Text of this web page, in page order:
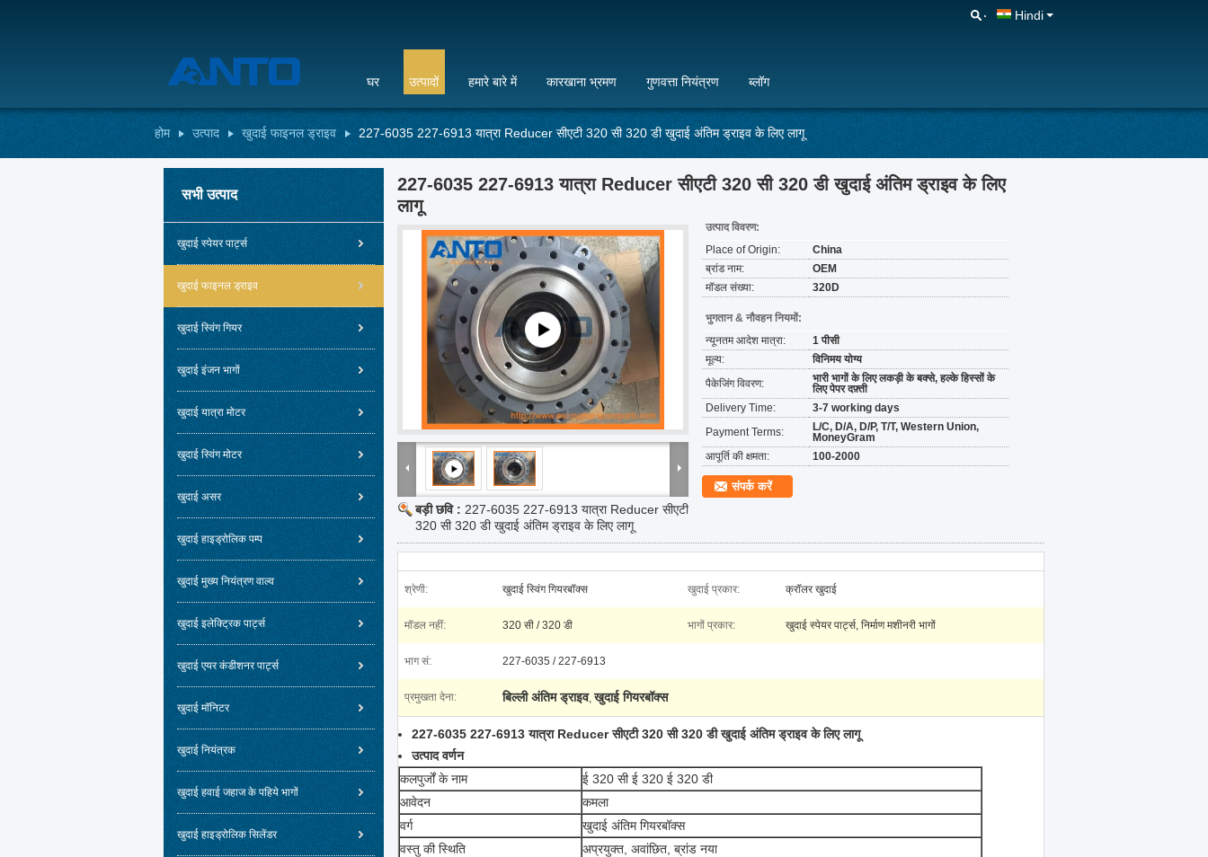
Hindi
घर उत्पादों हमारे बारे में कारखाना भ्रमण गुणवत्ता नियंत्रण ब्लॉग
होम उत्पाद खुदाई फाइनल ड्राइव 227-6035 227-6913 यात्रा Reducer सीएटी 320 सी 320 डी खुदाई अंतिम ड्राइव के लिए लागू
सभी उत्पाद
खुदाई स्पेयर पार्ट्स
खुदाई फाइनल ड्राइव
खुदाई स्विंग गियर
खुदाई इंजन भागों
खुदाई यात्रा मोटर
खुदाई स्विंग मोटर
खुदाई असर
खुदाई हाइड्रोलिक पम्प
खुदाई मुख्य नियंत्रण वाल्व
खुदाई इलेक्ट्रिक पार्ट्स
खुदाई एयर कंडीशनर पार्ट्स
खुदाई मॉनिटर
खुदाई नियंत्रक
खुदाई हवाई जहाज के पहिये भागों
खुदाई हाइड्रोलिक सिलेंडर
227-6035 227-6913 यात्रा Reducer सीएटी 320 सी 320 डी खुदाई अंतिम ड्राइव के लिए
लागू
बड़ी छवि : 227-6035 227-6913 यात्रा Reducer सीएटी
320 सी 320 डी खुदाई अंतिम ड्राइव के लिए लागू
उत्पाद विवरण:
Place of Origin:
China
ब्रांड नाम:
OEM
मॉडल संख्या:
320D
भुगतान & नौवहन नियमों:
न्यूनतम आदेश मात्रा:
1 पीसी
मूल्य:
विनिमय योग्य
पैकेजिंग विवरण:
भारी भागों के लिए लकड़ी के बक्से, हल्के हिस्सों के
लिए पेपर दफ़्ती
Delivery Time:
3-7 working days
Payment Terms:
L/C, D/A, D/P, T/T, Western Union,
MoneyGram
आपूर्ति की क्षमता:
100-2000
संपर्क करें
श्रेणी: खुदाई स्विंग गियरबॉक्स खुदाई प्रकार: क्रॉलर खुदाई
मॉडल नहीं: 320 सी / 320 डी भागों प्रकार: खुदाई स्पेयर पार्ट्स, निर्माण मशीनरी भागों
भाग सं: 227-6035 / 227-6913
प्रमुखता देना: बिल्ली अंतिम ड्राइव,खुदाई गियरबॉक्स
227-6035 227-6913 यात्रा Reducer सीएटी 320 सी 320 डी खुदाई अंतिम ड्राइव के लिए लागू
उत्पाद वर्णन
कलपुर्जों के नाम
ई 320 सी ई 320 ई 320 डी
आवेदन
कमला
वर्ग
खुदाई अंतिम गियरबॉक्स
वस्तु की स्थिति
अप्रयुक्त, अवांछित, ब्रांड नया